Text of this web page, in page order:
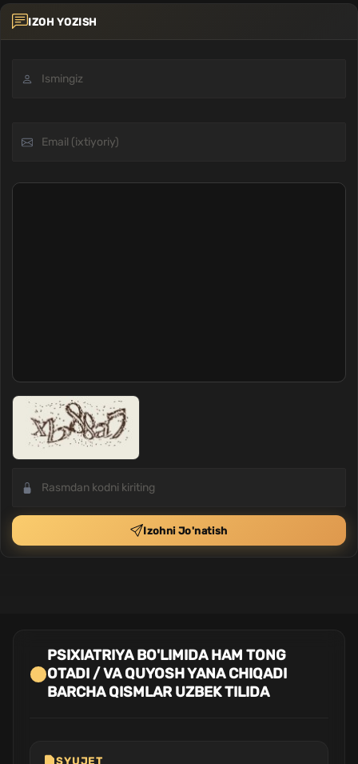
IZOH YOZISH
Izohni Jo'natish
PSIXIATRIYA BO'LIMIDA HAM TONG
OTADI / VA QUYOSH YANA CHIQADI
BARCHA QISMLAR UZBEK TILIDA
SYUJET